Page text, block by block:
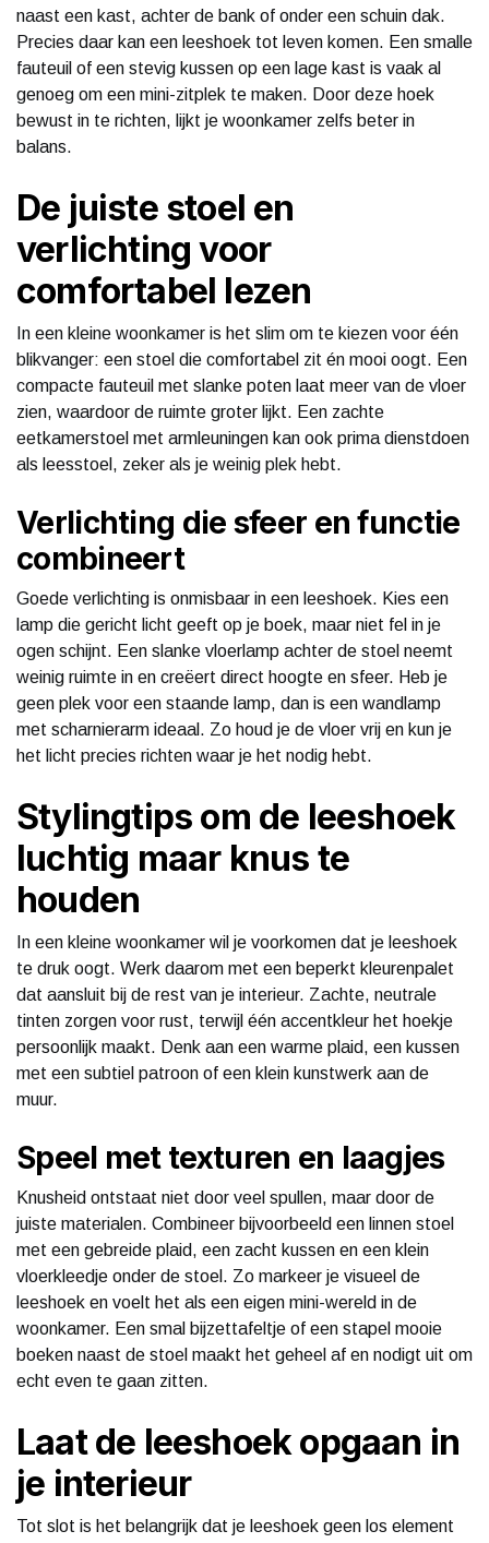
naast een kast, achter de bank of onder een schuin dak.
Precies daar kan een leeshoek tot leven komen. Een smalle
fauteuil of een stevig kussen op een lage kast is vaak al
genoeg om een mini-zitplek te maken. Door deze hoek
bewust in te richten, lijkt je woonkamer zelfs beter in
balans.
De juiste stoel en
verlichting voor
comfortabel lezen
In een kleine woonkamer is het slim om te kiezen voor één
blikvanger: een stoel die comfortabel zit én mooi oogt. Een
compacte fauteuil met slanke poten laat meer van de vloer
zien, waardoor de ruimte groter lijkt. Een zachte
eetkamerstoel met armleuningen kan ook prima dienstdoen
als leesstoel, zeker als je weinig plek hebt.
Verlichting die sfeer en functie
combineert
Goede verlichting is onmisbaar in een leeshoek. Kies een
lamp die gericht licht geeft op je boek, maar niet fel in je
ogen schijnt. Een slanke vloerlamp achter de stoel neemt
weinig ruimte in en creëert direct hoogte en sfeer. Heb je
geen plek voor een staande lamp, dan is een wandlamp
met scharnierarm ideaal. Zo houd je de vloer vrij en kun je
het licht precies richten waar je het nodig hebt.
Stylingtips om de leeshoek
luchtig maar knus te
houden
In een kleine woonkamer wil je voorkomen dat je leeshoek
te druk oogt. Werk daarom met een beperkt kleurenpalet
dat aansluit bij de rest van je interieur. Zachte, neutrale
tinten zorgen voor rust, terwijl één accentkleur het hoekje
persoonlijk maakt. Denk aan een warme plaid, een kussen
met een subtiel patroon of een klein kunstwerk aan de
muur.
Speel met texturen en laagjes
Knusheid ontstaat niet door veel spullen, maar door de
juiste materialen. Combineer bijvoorbeeld een linnen stoel
met een gebreide plaid, een zacht kussen en een klein
vloerkleedje onder de stoel. Zo markeer je visueel de
leeshoek en voelt het als een eigen mini-wereld in de
woonkamer. Een smal bijzettafeltje of een stapel mooie
boeken naast de stoel maakt het geheel af en nodigt uit om
echt even te gaan zitten.
Laat de leeshoek opgaan in
je interieur
Tot slot is het belangrijk dat je leeshoek geen los element